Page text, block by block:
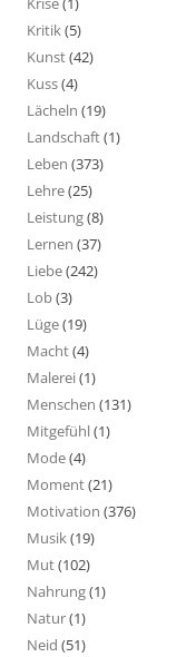
Kritik(5)
Kunst(42)
Kuss(4)
Lächeln (19)
Landschaft(1)
Leben (373)
Lehre(25)
Leistung(8)
Lernen (37)
Liebe(242)
Lob(3)
Lüge(19)
Macht(4)
Malerei(1)
Menschen (131)
Mitgefühl(1)
Mode(4)
Moment(21)
Motivation (376)
Musik(19)
Mut(102)
Nahrung(1)
Natur(1)
Neid (51)